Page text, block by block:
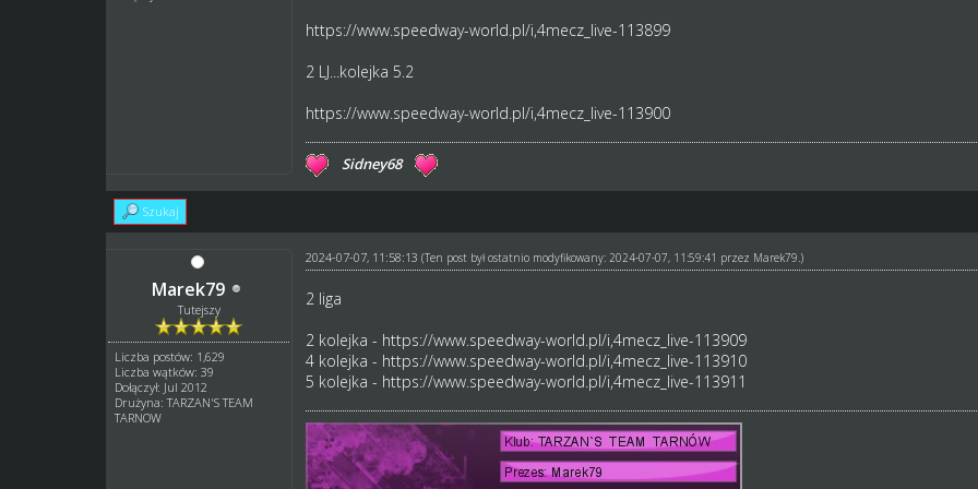
https://www.speedway-world.pl/i,4mecz_live-113899
2 LJ...kolejka 5.2
https://www.speedway-world.pl/i,4mecz_live-113900
Sidney68
Szukaj
Marek79
Tutejszy
Liczba postów: 1,629
Liczba wątków: 39
Dołączył: Jul 2012
Drużyna: TARZAN'S TEAM
TARNOW
2024-07-07, 11:58:13 (Ten post był ostatnio modyfikowany: 2024-07-07, 11:59:41 przez Marek79.)
2 liga
2 kolejka - https://www.speedway-world.pl/i,4mecz_live-113909
4 kolejka - https://www.speedway-world.pl/i,4mecz_live-113910
5 kolejka - https://www.speedway-world.pl/i,4mecz_live-113911